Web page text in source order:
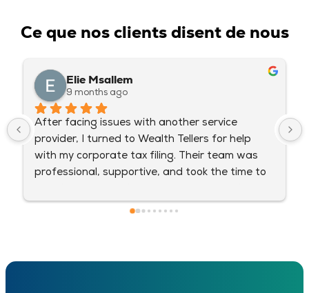
Ce que nos clients disent de nous
Elie Msallem
9 months ago
After facing issues with another service
provider, I turned to Wealth Tellers for help
with my corporate tax filing. Their team was
professional, supportive, and took the time to
their expertise and commitment — highly